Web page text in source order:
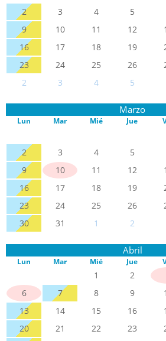
2
3 4 5
9
10 11 12
16
17 18 19
23
24 25 26
2
3 4 5
Marzo
Lun Mar Mié Jue
2
3 4 5
9
10 11 12
16
17 18 19
23
24 25 26
30
31 1 2
Abril
Lun Mar Mié Jue
1 2
6
7 8 9
13
14 15 16
20
21 22 23